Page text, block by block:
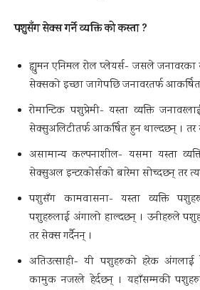
पशुसँग सेक्स गर्ने व्यक्ति को कस्ता ?
ह्युमन एनिमल रोल प्लेयर्स- जसले
सेक्सको इच्छा जागेपछि जनावरतर्फ आकर्षित
रोमान्टिक पशुप्रेमी- यस्ता व्यक्ति
सेक्सुअलिटीतर्फ आकर्षित हुन थाल्दछन् । तर
असामान्य कल्पनाशील- यसमा यस्ता
सेक्सुअल इन्टरकोर्सको बारेमा सोच्दछन् तर
पशुसँग कामवासना- यस्ता व्यक्ति
पशुहरुलाई अंगालो हाल्दछन् । उनीहरुले
तर सेक्स गर्दैनन् ।
अतिउत्साही- यी पशुहरुको हरेक अंगलाई
कामुक नजरले हेर्दछन् । यहाँसम्मकी